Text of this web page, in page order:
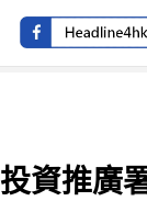
投資推廣